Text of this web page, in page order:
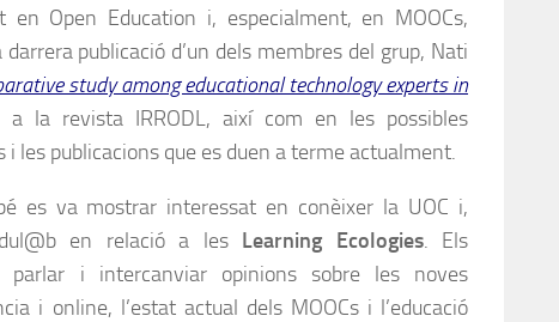
Open Education i, especialment, en MOOCs,
publicació d’un dels membres del grup, Nati
study among educational technology experts in
a la revista IRRODL, així com en les possibles
les publicacions que es duen a terme actualment.
es va mostrar interessat en conèixer la UOC i,
en relació a les Learning Ecologies. Els
parlar i intercanviar opinions sobre les noves
i online, l’estat actual dels MOOCs i l’educació